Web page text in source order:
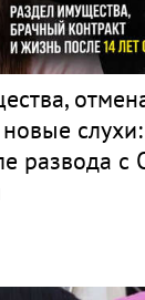
развода с